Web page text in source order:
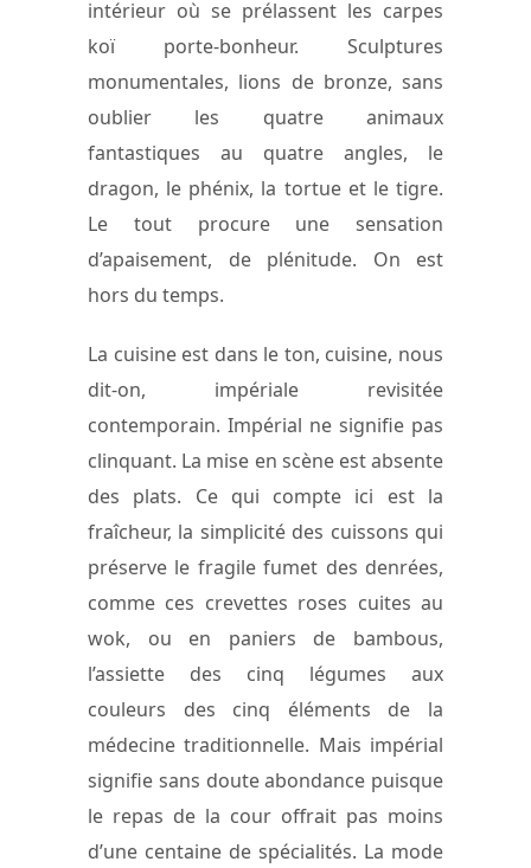
intérieur où se prélassent les carpes
koï porte-bonheur. Sculptures
monumentales, lions de bronze, sans
oublier les quatre animaux
fantastiques au quatre angles, le
dragon, le phénix, la tortue et le tigre.
Le tout procure une sensation
d’apaisement, de plénitude. On est
hors du temps.
La cuisine est dans le ton, cuisine, nous
dit-on, impériale revisitée
contemporain. Impérial ne signifie pas
clinquant. La mise en scène est absente
des plats. Ce qui compte ici est la
fraîcheur, la simplicité des cuissons qui
préserve le fragile fumet des denrées,
comme ces crevettes roses cuites au
wok, ou en paniers de bambous,
l’assiette des cinq légumes aux
couleurs des cinq éléments de la
médecine traditionnelle. Mais impérial
signifie sans doute abondance puisque
le repas de la cour offrait pas moins
d’une centaine de spécialités. La mode